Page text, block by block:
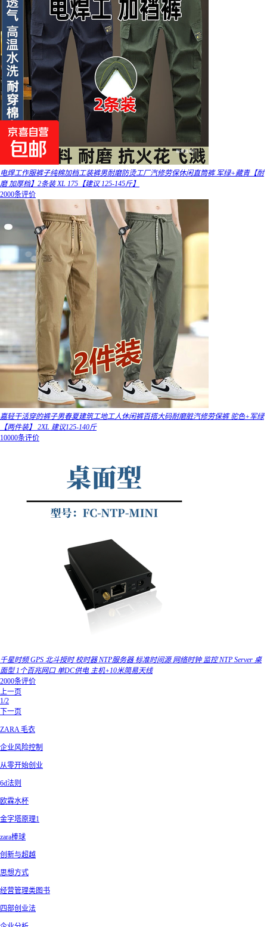
电焊工作服裤子纯棉加档工装裤男耐磨防烫工厂汽修劳保休闲直筒裤 军绿+藏青【耐
磨 加厚档】2条装 XL 175【建议 125-145斤】
2000条评价
嘉轻干活穿的裤子男春夏建筑工地工人休闲裤百搭大码耐磨脏汽修劳保裤 驼色+军绿
【两件装】 2XL 建议125-140斤
10000条评价
千星时频 GPS 北斗授时 校时器 NTP服务器 标准时间源 网络时钟 监控 NTP Server 桌
面型 1个百兆网口 单DC供电 主机+10米简易天线
2000条评价
上一页
1/2
下一页
ZARA 毛衣
企业风险控制
从零开始创业
6d法则
欧霖水杯
金字塔原理1
zara棒球
创新与超越
思想方式
经营管理类图书
四部创业法